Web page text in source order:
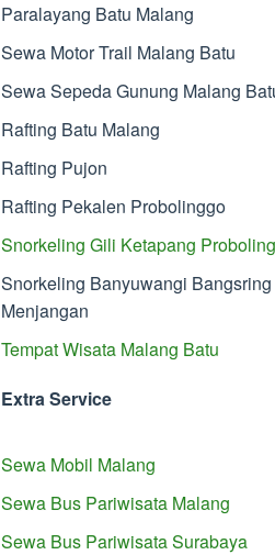
Paralayang Batu Malang
Sewa Motor Trail Malang Batu
Sewa Sepeda Gunung Malang
Rafting Batu Malang
Rafting Pujon
Rafting Pekalen Probolinggo
Snorkeling Gili Ketapang
Snorkeling Banyuwangi Bangsring
Menjangan
Tempat Wisata Malang Batu
Extra Service
Sewa Mobil Malang
Sewa Bus Pariwisata Malang
Sewa Bus Pariwisata Surabaya